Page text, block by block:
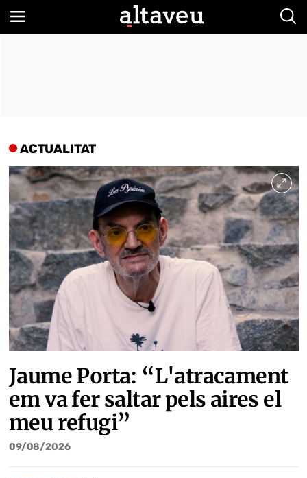
ACTUALITAT
Jaume Porta: “L'atracament
em va fer saltar pels aires el
meu refugi”
09/08/2026